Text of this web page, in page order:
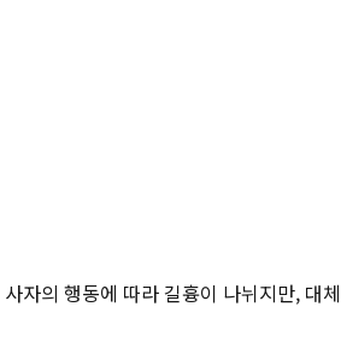
자의 행동에 따라 길흉이 나뉘지만, 대